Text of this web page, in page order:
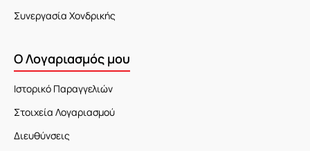
Συνεργασία Χονδρικής
Ο Λογαριασμός μου
Ιστορικό Παραγγελιών
Στοιχεία Λογαριασμού
Διευθύνσεις